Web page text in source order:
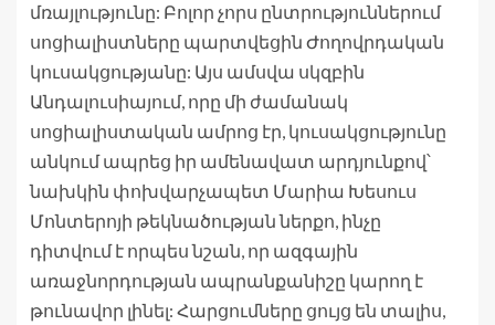
մռայլությունը: Բոլոր չորս ընտրություններում
սոցիալիստները պարտվեցին Ժողովրդական
կուսակցությանը: Այս ամսվա սկզբին
Անդալուսիայում, որը մի ժամանակ
սոցիալիստական ​​​​ամրոց էր, կուսակցությունը
անկում ապրեց իր ամենավատ արդյունքով՝
նախկին փոխվարչապետ Մարիա Խեսուս
Մոնտերոյի թեկնածության ներքո, ինչը
դիտվում է որպես նշան, որ ազգային
առաջնորդության ապրանքանիշը կարող է
թունավոր լինել: Հարցումները ցույց են տալիս,